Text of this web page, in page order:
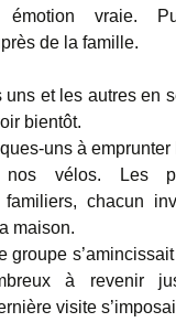
émotion vraie.
de la famille.
et les autres en
bientôt.
uns à
nos vélos. Les
chacun
maison.
groupe
à revenir
visite